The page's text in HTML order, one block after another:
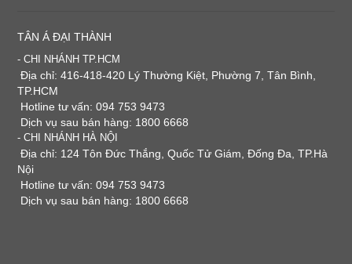
TÂN Á ĐẠI THÀNH
- CHI NHÁNH TP.HCM
Địa chỉ: 416-418-420 Lý Thường Kiệt, Phường 7, Tân Bình,
TP.HCM
Hotline tư vấn: 094 753 9473
Dịch vụ sau bán hàng: 1800 6668
- CHI NHÁNH HÀ NỘI
Địa chỉ: 124 Tôn Đức Thắng, Quốc Tử Giám, Đống Đa, TP.Hà
Nội
Hotline tư vấn: 094 753 9473
Dịch vụ sau bán hàng: 1800 6668